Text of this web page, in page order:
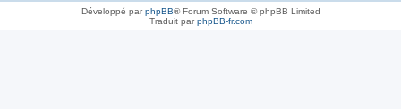
Développé parphpBB® Forum Software © phpBB Limited
Traduit parphpBB-fr.com